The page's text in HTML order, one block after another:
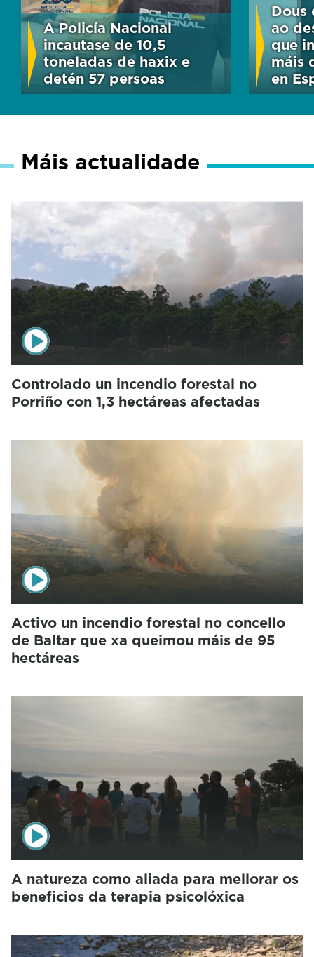
A Policía Nacional
incautase de 10,5
toneladas de haxix e
detén 57 persoas
Dous
ao
que
máis
en
Máis actualidade
Controlado un incendio forestal no
Porriño con 1,3 hectáreas afectadas
Activo un incendio forestal no concello
de Baltar que xa queimou máis de 95
hectáreas
A natureza como aliada para mellorar os
beneficios da terapia psicolóxica